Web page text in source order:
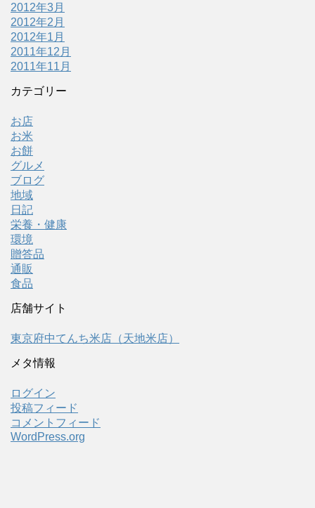
2012年3月
2012年2月
2012年1月
2011年12月
2011年11月
カテゴリー
お店
お米
お餅
グルメ
ブログ
地域
日記
栄養・健康
環境
贈答品
通販
食品
店舗サイト
東京府中てんち米店（天地米店）
メタ情報
ログイン
投稿フィード
コメントフィード
WordPress.org